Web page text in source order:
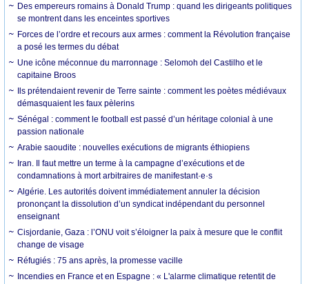
Des empereurs romains à Donald Trump : quand les dirigeants politiques
se montrent dans les enceintes sportives
Forces de l’ordre et recours aux armes : comment la Révolution française
a posé les termes du débat
Une icône méconnue du marronnage : Selomoh del Castilho et le
capitaine Broos
Ils prétendaient revenir de Terre sainte : comment les poètes médiévaux
démasquaient les faux pèlerins
Sénégal : comment le football est passé d’un héritage colonial à une
passion nationale
Arabie saoudite : nouvelles exécutions de migrants éthiopiens
Iran. Il faut mettre un terme à la campagne d’exécutions et de
condamnations à mort arbitraires de manifestant·e·s
Algérie. Les autorités doivent immédiatement annuler la décision
prononçant la dissolution d’un syndicat indépendant du personnel
enseignant
Cisjordanie, Gaza : l’ONU voit s’éloigner la paix à mesure que le conflit
change de visage
Réfugiés : 75 ans après, la promesse vacille
Incendies en France et en Espagne : « L'alarme climatique retentit de